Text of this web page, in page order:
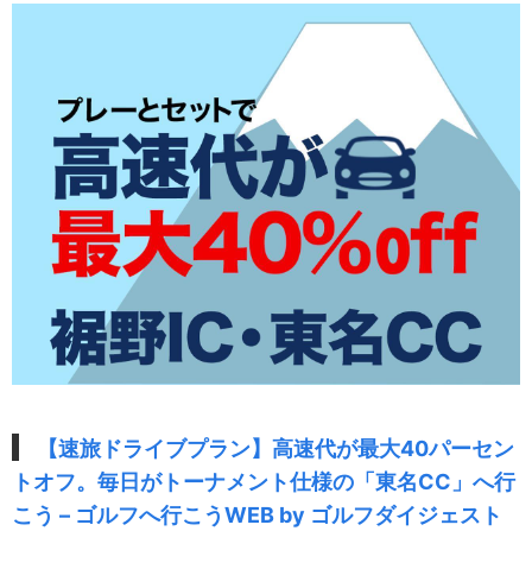
【速旅ドライブプラン】高速代が最大40パーセン
トオフ。毎日がトーナメント仕様の「東名CC」へ行
こう – ゴルフへ行こうWEB by ゴルフダイジェスト